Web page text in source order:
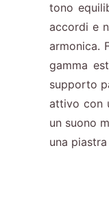
tono
accordi e
armonica.
gamma
supporto
attivo con
un suono
una